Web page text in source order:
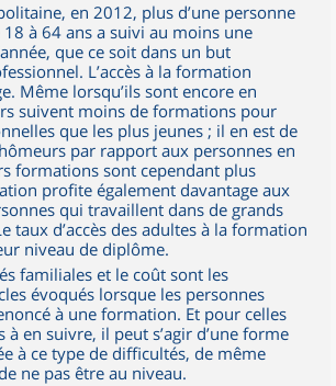
en 2012, plus d’une personne
à 64 ans a suivi au moins une
que ce soit dans un but
L’accès à la formation
Même lorsqu’ils sont encore en
suivent moins de formations pour
que les plus jeunes ; il en est de
par rapport aux personnes en
formations sont cependant plus
profite également davantage aux
qui travaillent dans de grands
taux d’accès des adultes à la formation
niveau de diplôme.
familiales et le coût sont les
évoqués lorsque les personnes
à une formation. Et pour celles
à en suivre, il peut s’agir d’une forme
à ce type de difficultés, de même
ne pas être au niveau.